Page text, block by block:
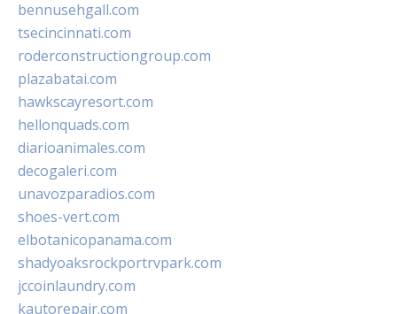
bennusehgall.com
tsecincinnati.com
roderconstructiongroup.com
plazabatai.com
hawkscayresort.com
hellonquads.com
diarioanimales.com
decogaleri.com
unavozparadios.com
shoes-vert.com
elbotanicopanama.com
shadyoaksrockportrvpark.com
jccoinlaundry.com
kautorepair.com